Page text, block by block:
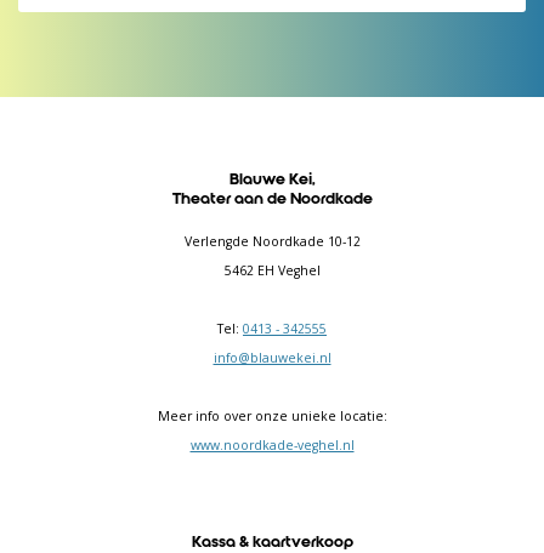
Blauwe Kei,
Theater aan de Noordkade
Verlengde Noordkade 10-12
5462 EH Veghel
Tel: 0413 - 342555
info@blauwekei.nl
Meer info over onze unieke locatie:
www.noordkade-veghel.nl
Kassa & kaartverkoop